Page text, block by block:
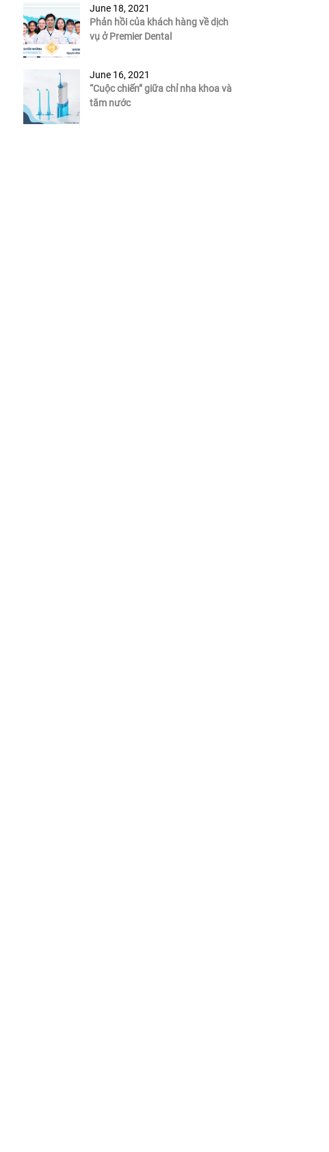
June 18, 2021
Phản hồi của khách hàng về dịch
vụ ở Premier Dental
June 16, 2021
“Cuộc chiến” giữa chỉ nha khoa và
tăm nước